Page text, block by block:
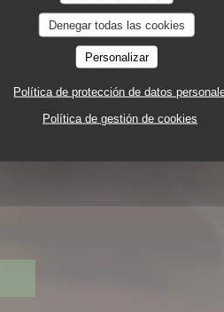
Denegar todas las cookies
Personalizar
Política de protección de datos
Política de gestión de cookies
2 rue de la bourse 69001